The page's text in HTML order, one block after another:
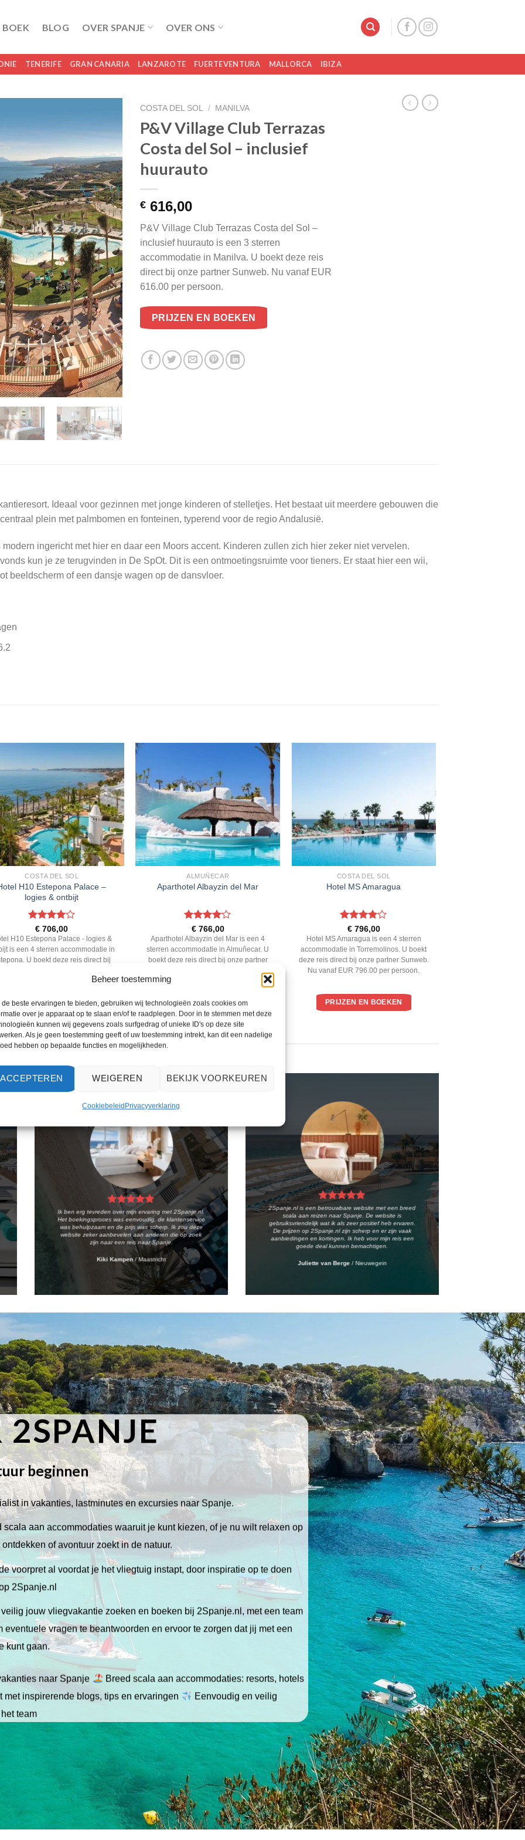
Beheer toestemming
de beste ervaringen te bieden, gebruiken wij technologieën zoals cookies om
over je apparaat op te slaan en/of te raadplegen. Door in te stemmen met deze
kunnen wij gegevens zoals surfgedrag of unieke ID's op deze site
Als je geen toestemming geeft of uw toestemming intrekt, kan dit een nadelige
hebben op bepaalde functies en mogelijkheden.
ACCEPTEREN WEIGEREN BEKIJK VOORKEUREN
CookiebeleidPrivacyverklaring
BOEK BLOG OVER SPANJE OVER ONS
TENERIFE GRAN CANARIA LANZAROTE FUERTEVENTURA MALLORCA IBIZA
COSTA DEL SOL / MANILVA
P&V Village Club Terrazas
Costa del Sol – inclusief
huurauto
€ 616,00
P&V Village Club Terrazas Costa del Sol –
inclusief huurauto is een 3 sterren
accommodatie in Manilva. U boekt deze reis
direct bij onze partner Sunweb. Nu vanaf EUR
616.00 per persoon.
PRIJZEN EN BOEKEN
Ideaal voor gezinnen met jonge kinderen of stelletjes. Het bestaat uit meerdere gebouwen die
plein met palmbomen en fonteinen, typerend voor de regio Andalusië.
ingericht met hier en daar een Moors accent. Kinderen zullen zich hier zeker niet vervelen.
kun je ze terugvinden in De SpOt. Dit is een ontmoetingsruimte voor tieners. Er staat hier een wii,
beeldscherm of een dansje wagen op de dansvloer.
COSTA DEL SOL
H10 Estepona Palace –
logies & ontbijt
Gewaardeerd
4uit 5
€ 706,00
H10 Estepona Palace - logies &
is een 4 sterren accommodatie in
U boekt deze reis direct bij
PRIJZEN EN BOEKEN
ALMUÑECAR
Aparthotel Albayzin del Mar
Gewaardeerd
4uit 5
€766,00
Aparthotel Albayzin del Mar is een 4
sterren accommodatie in Almuñecar. U
boekt deze reis direct bij onze partner
PRIJZEN EN BOEKEN
COSTA DEL SOL
Hotel MS Amaragua
Gewaardeerd
4uit 5
€796,00
Hotel MS Amaragua is een 4 sterren
accommodatie in Torremolinos. U boekt
deze reis direct bij onze partner Sunweb.
Nu vanaf EUR 796.00 per persoon.
PRIJZEN EN BOEKEN
WAT ZE OVER ONS ZEGGEN
Ik ben erg tevreden over mijn ervaring met 2Spanje.nl.
Het boekingsproces was eenvoudig, de klantenservice
was behulpzaam en de prijs was scherp. Ik zou deze
website zeker aanbevelen aan anderen die op zoek
zijn naar een reis naar Spanje.
Kiki Kampen /Maastricht
2Spanje.nl is een betrouwbare website met een breed
scala aan reizen naar Spanje. De website is
gebruiksvriendelijk wat ik als zeer positief heb ervaren.
De prijzen op 2Spanje.nl zijn scherp en er zijn vaak
aanbiedingen en kortingen. Ik heb voor mijn reis een
goede deal kunnen bemachtigen.
Juliette van Berge / Nieuwegein
2SPANJE
beginnen
in vakanties, lastminutes en excursies naar Spanje.
scala aan accommodaties waaruit je kunt kiezen, of je nu wilt relaxen op
of avontuur zoekt in de natuur.
voorpret al voordat je het vliegtuig instapt, door inspiratie op te doen
2Spanje.nl
jouw vliegvakantie zoeken en boeken bij 2Spanje.nl, met een team
eventuele vragen te beantwoorden en ervoor te zorgen dat jij met een
kunt gaan.
naar Spanje
Breed scala aan accommodaties: resorts, hotels
met inspirerende blogs, tips en ervaringen
Eenvoudig en veilig
team